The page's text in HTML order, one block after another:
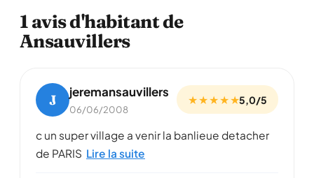
1 avis d'habitant de
Ansauvillers
J jeremansauvillers
06/06/2008
★ ★ ★ ★ ★5,0/5
c un super village a venir la banlieue detacher
de PARIS Lire la suite